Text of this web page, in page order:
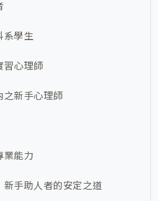
系學生
習心理師
之新手心理師
業能力
新手助人者的安定之道